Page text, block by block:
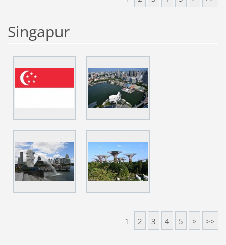
Singapur
1 2 3 4 5 > >>